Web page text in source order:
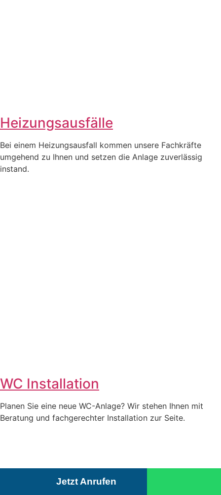
Heizungsausfälle
Bei einem Heizungsausfall kommen unsere Fachkräfte
umgehend zu Ihnen und setzen die Anlage zuverlässig
instand.
WC Installation
Planen Sie eine neue WC-Anlage? Wir stehen Ihnen mit
Beratung und fachgerechter Installation zur Seite.
Jetzt Anrufen